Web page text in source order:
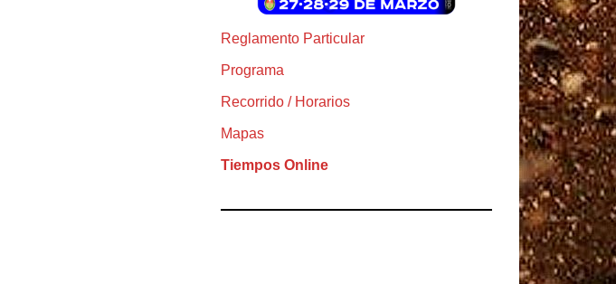
Reglamento Particular
Programa
Recorrido / Horarios
Mapas
Tiempos Online